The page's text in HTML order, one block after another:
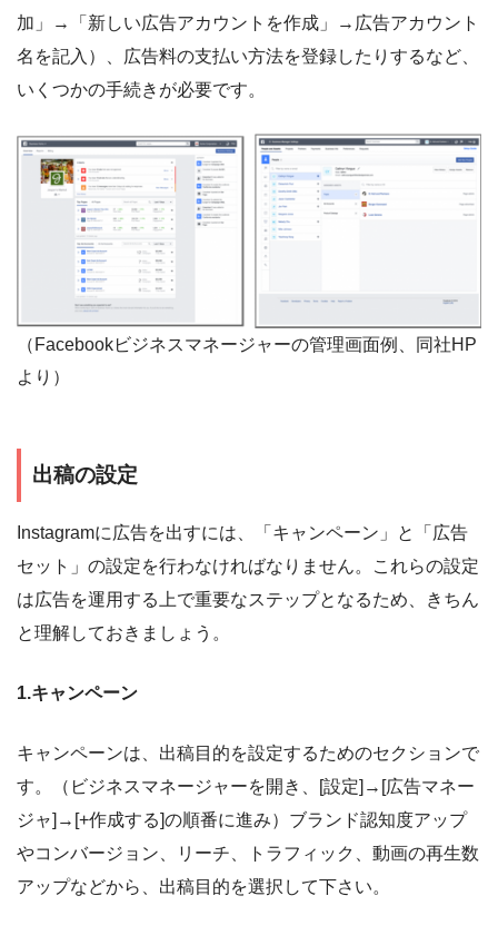
加」→「新しい広告アカウントを作成」→広告アカウント
名を記入）、広告料の支払い方法を登録したりするなど、
いくつかの手続きが必要です。
（Facebookビジネスマネージャーの管理画面例、同社HP
より）
出稿の設定
Instagramに広告を出すには、「キャンペーン」と「広告
セット」の設定を行わなければなりません。これらの設定
は広告を運用する上で重要なステップとなるため、きちん
と理解しておきましょう。
1.キャンペーン
キャンペーンは、出稿目的を設定するためのセクションで
す。（ビジネスマネージャーを開き、[設定]→[広告マネー
ジャ]→[+作成する]の順番に進み）ブランド認知度アップ
やコンバージョン、リーチ、トラフィック、動画の再生数
アップなどから、出稿目的を選択して下さい。